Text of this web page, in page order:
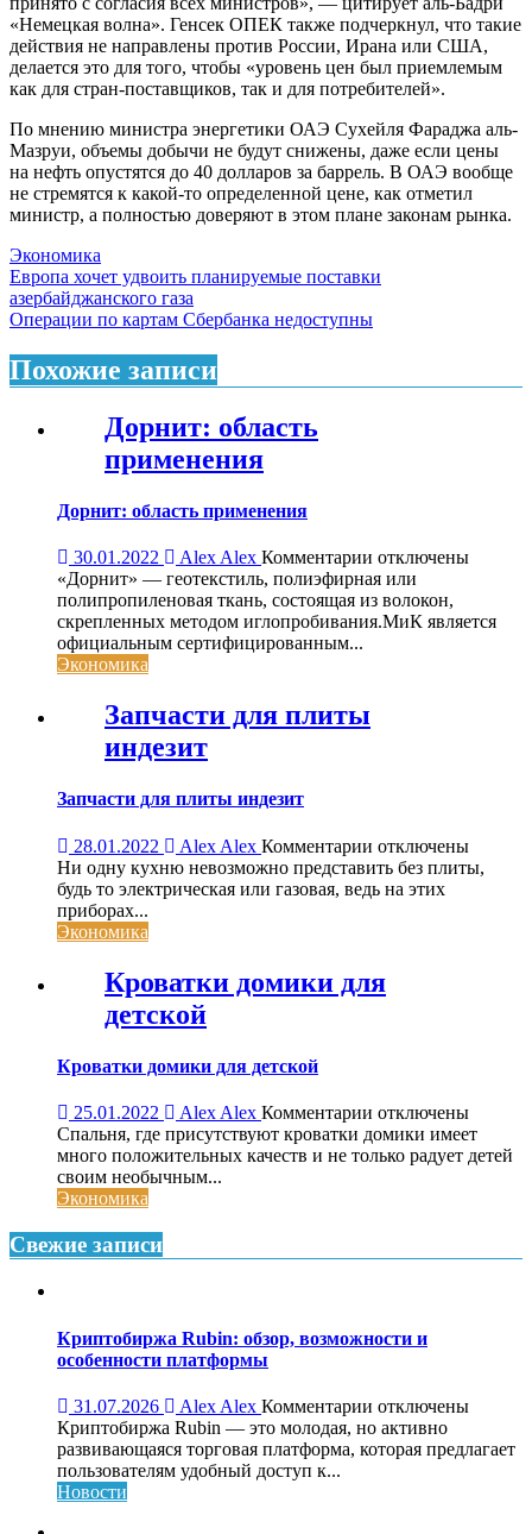
«Немецкая волна». Генсек ОПЕК также подчеркнул, что такие
действия не направлены против России, Ирана или США,
делается это для того, чтобы «уровень цен был приемлемым
как для стран-поставщиков, так и для потребителей».
По мнению министра энергетики ОАЭ Сухейля Фараджа аль-
Мазруи, объемы добычи не будут снижены, даже если цены
на нефть опустятся до 40 долларов за баррель. В ОАЭ вообще
не стремятся к какой-то определенной цене, как отметил
министр, а полностью доверяют в этом плане законам рынка.
Экономика
Навигация
по
Европа хочет удвоить планируемые поставки
азербайджанского газа
Операции по картам Сбербанка недоступны
Похожие записи
Дорнит: область
применения
Дорнит: область применения
30.01.2022 Alex Alex Комментарии к
записи
Дорнит:
область
отключены
«Дорнит» — геотекстиль, полиэфирная или
полипропиленовая ткань, состоящая из волокон,
скрепленных методом иглопробивания.МиК является
официальным сертифицированным...
Экономика
Запчасти для плиты
индезит
Запчасти для плиты индезит
28.01.2022 Alex Alex Комментарии к
записи
Запчасти
отключены
Ни одну кухню невозможно представить без плиты,
будь то электрическая или газовая, ведь на этих
приборах...
Экономика
Кроватки домики для
детской
Кроватки домики для детской
25.01.2022 Alex Alex Комментарии к
записи
Кроватки
отключены
Спальня, где присутствуют кроватки домики имеет
много положительных качеств и не только радует детей
своим необычным...
Экономика
Свежие записи
Криптобиржа Rubin: обзор, возможности и
особенности платформы
31.07.2026 Alex Alex Комментарии к
записи
Криптобиржа
отключены
Криптобиржа Rubin — это молодая, но активно
развивающаяся торговая платформа, которая предлагает
пользователям удобный доступ к...
Новости